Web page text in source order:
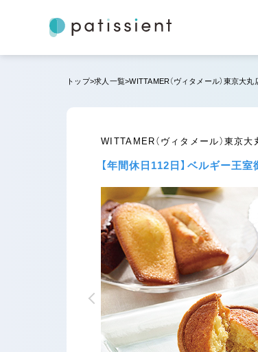
トップ 求人一覧 WITTAMER（ヴィタメール）東京大
WITTAMER（ヴィタメール）東京
【年間休日112日】ベルギー王